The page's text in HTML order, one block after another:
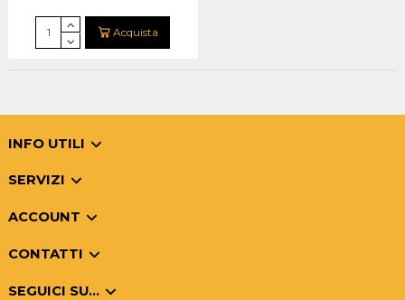
Acquista
INFO UTILI
SERVIZI
ACCOUNT
CONTATTI
SEGUICI SU...